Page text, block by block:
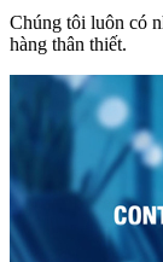
Chúng tôi luôn có
hàng thân thiết.